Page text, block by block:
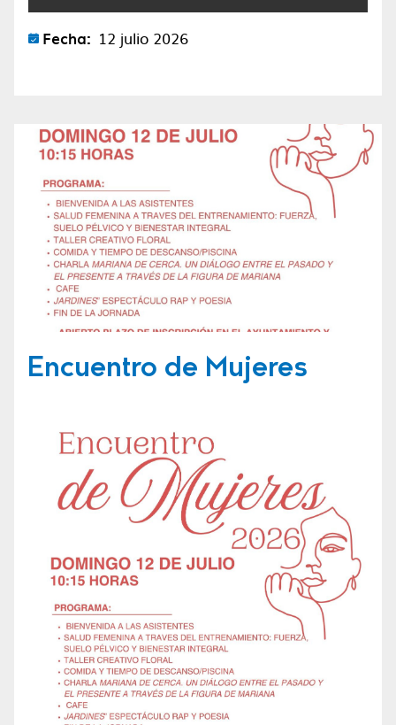
Fecha: 12 julio 2026
Encuentro de Mujeres